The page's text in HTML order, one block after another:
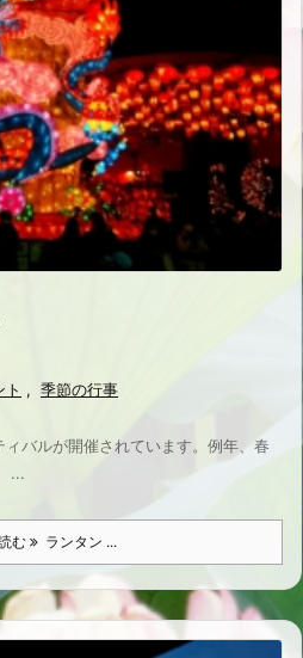
ト , 季節の行事
バルが開催されています。例年、春
...
む ランタン ...